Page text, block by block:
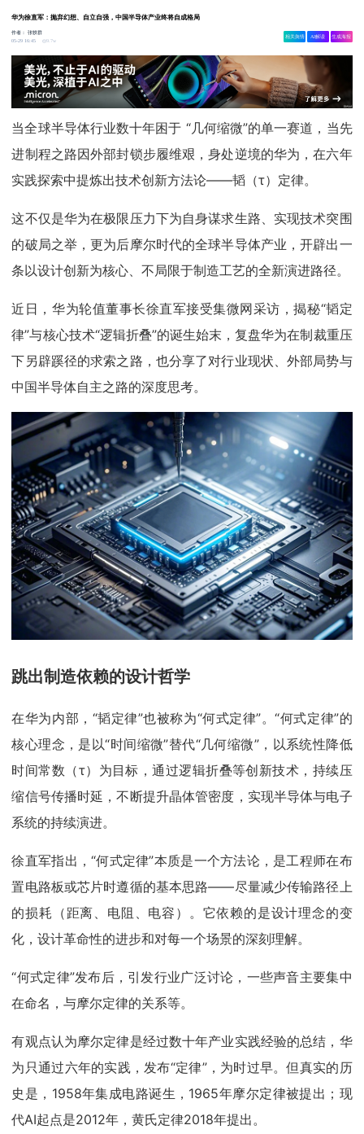
华为徐直军：抛弃幻想、自立自强，中国半导体产业终将自成格局
作者：张轶群
05-29 16:45
9.7w
相关舆情 AI解读 生成海报
当全球半导体行业数十年困于 “几何缩微”的单一赛道，当先
进制程之路因外部封锁步履维艰，身处逆境的华为，在六年
实践探索中提炼出技术创新方法论——韬（τ）定律。
这不仅是华为在极限压力下为自身谋求生路、实现技术突围
的破局之举，更为后摩尔时代的全球半导体产业，开辟出一
条以设计创新为核心、不局限于制造工艺的全新演进路径。
近日，华为轮值董事长徐直军接受集微网采访，揭秘“韬定
律”与核心技术“逻辑折叠”的诞生始末，复盘华为在制裁重压
下另辟蹊径的求索之路，也分享了对行业现状、外部局势与
中国半导体自主之路的深度思考。
跳出制造依赖的设计哲学
在华为内部，“韬定律”也被称为“何式定律”。“何式定律”的
核心理念，是以“时间缩微”替代“几何缩微”，以系统性降低
时间常数（τ）为目标，通过逻辑折叠等创新技术，持续压
缩信号传播时延，不断提升晶体管密度，实现半导体与电子
系统的持续演进。
徐直军指出，“何式定律”本质是一个方法论，是工程师在布
置电路板或芯片时遵循的基本思路——尽量减少传输路径上
的损耗（距离、电阻、电容）。它依赖的是设计理念的变
化，设计革命性的进步和对每一个场景的深刻理解。
“何式定律”发布后，引发行业广泛讨论，一些声音主要集中
在命名，与摩尔定律的关系等。
有观点认为摩尔定律是经过数十年产业实践经验的总结，华
为只通过六年的实践，发布“定律”，为时过早。但真实的历
史是，1958年集成电路诞生，1965年摩尔定律被提出；现
代AI起点是2012年，黄氏定律2018年提出。